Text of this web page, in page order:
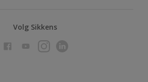
Volg Sikkens